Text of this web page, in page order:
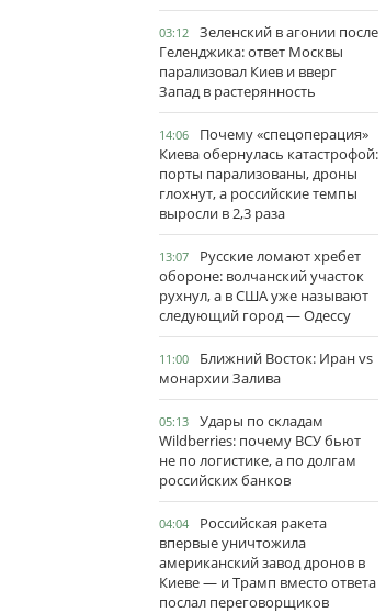
03:12
Зеленский в агонии после
Геленджика: ответ Москвы
парализовал Киев и вверг
Запад в растерянность
14:06
Почему «спецоперация»
Киева обернулась катастрофой:
порты парализованы, дроны
глохнут, а российские темпы
выросли в 2,3 раза
13:07
Русские ломают хребет
обороне: волчанский участок
рухнул, а в США уже называют
следующий город — Одессу
11:00
Ближний Восток: Иран vs
монархии Залива
05:13
Удары по складам
Wildberries: почему ВСУ бьют
не по логистике, а по долгам
российских банков
04:04
Российская ракета
впервые уничтожила
американский завод дронов в
Киеве — и Трамп вместо ответа
послал переговорщиков